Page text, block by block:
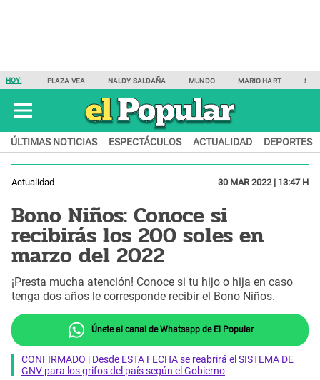
HOY: PLAZA VEA NALDY SALDAÑA MUNDO MARIO HART
ÚLTIMAS NOTICIAS ESPECTÁCULOS ACTUALIDAD DEPORTES
Actualidad 30 MAR 2022 | 13:47 H
Bono Niños: Conoce si
recibirás los 200 soles en
marzo del 2022
¡Presta mucha atención! Conoce si tu hijo o hija en caso
tenga dos años le corresponde recibir el Bono Niños.
Únete al canal de Whatsapp de El Popular
CONFIRMADO | Desde ESTA FECHA se reabrirá el SISTEMA DE
GNV para los grifos del país según el Gobierno